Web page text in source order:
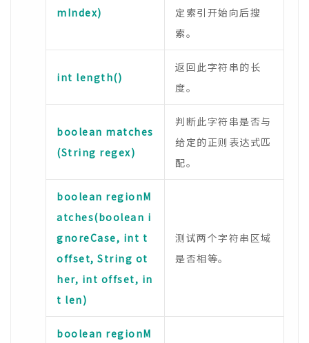
mIndex)
定索引开始向后搜
索。
int length()
返回此字符串的长
度。
boolean matches
(String regex)
判断此字符串是否与
给定的正则表达式匹
配。
boolean regionM
atches(boolean i
gnoreCase, int t
offset, String ot
her, int offset, in
t len)
测试两个字符串区域
是否相等。
boolean regionM